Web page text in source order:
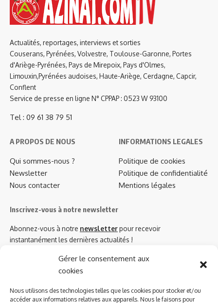
Gérer le consentement aux
cookies
Nous utilisons des technologies telles que les cookies pour stocker et/ou
accéder aux informations relatives aux appareils. Nous le faisons pour
Actualités, reportages, interviews et sorties
Couserans, Pyrénées, Volvestre, Toulouse-Garonne, Portes
d'Ariège-Pyrénées, Pays de Mirepoix, Pays d'Olmes,
Limouxin,Pyrénées audoises, Haute-Ariège, Cerdagne, Capcir,
Conflent
Service de presse en ligne N° CPPAP : 0523 W 93100
Tel : 09 61 38 79 51
A PROPOS DE NOUS
Qui sommes-nous ?
Newsletter
Nous contacter
INFORMATIONS LEGALES
Politique de cookies
Politique de confidentialité
Mentions légales
Inscrivez-vous à notre newsletter
Abonnez-vous à notre newsletterpour recevoir
instantanément les dernières actualités !
Azinat.com TV soutient